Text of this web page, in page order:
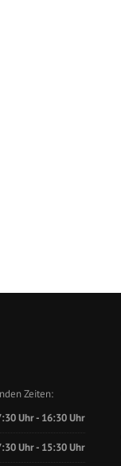
Zeiten:
Uhr - 16:30 Uhr
Uhr - 15:30 Uhr